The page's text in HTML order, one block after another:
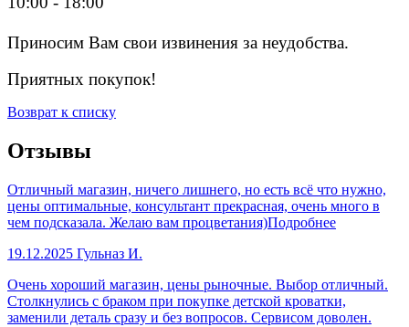
Приносим Вам свои извинения за неудобства.
Приятных покупок!
Возврат к списку
Отзывы
Отличный магазин, ничего лишнего, но есть всё что нужно,
цены оптимальные, консультант прекрасная, очень много в
чем подсказала. Желаю вам процветания)Подробнее
19.12.2025 Гульназ И.
Очень хороший магазин, цены рыночные. Выбор отличный.
Столкнулись с браком при покупке детской кроватки,
заменили деталь сразу и без вопросов. Сервисом доволен.